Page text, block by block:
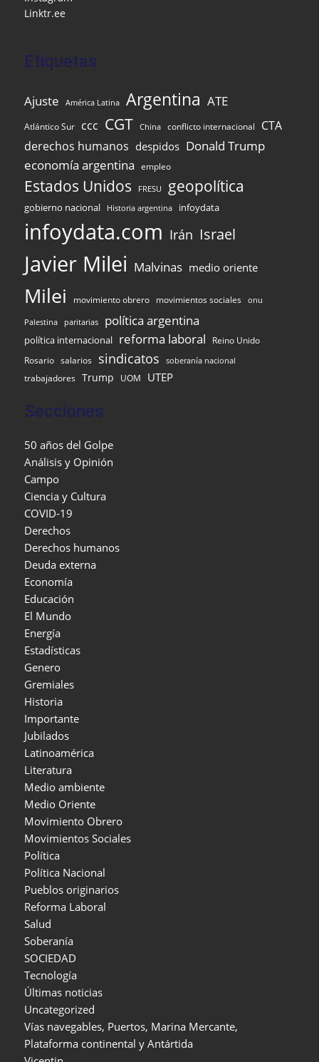
Linktr.ee
Etiquetas
Ajuste América Latina Argentina ATE
Atlántico Sur ccc CGT China conflicto internacional CTA
derechos humanos despidos Donald Trump
economía argentina
empleo
Estados Unidos FRESU geopolítica
gobierno nacional Historia argentina infoydata
infoydata.com Irán Israel
Javier Milei Malvinas medio oriente
Milei movimiento obrero movimientos sociales onu
Palestina paritarias política argentina
política internacional reforma laboral
Reino Unido
Rosario salarios sindicatos
soberanía nacional
trabajadores
Trump UOM UTEP
Secciones
50 años del Golpe
Análisis y Opinión
Campo
Ciencia y Cultura
COVID-19
Derechos
Derechos humanos
Deuda externa
Economía
Educación
El Mundo
Energía
Estadísticas
Genero
Gremiales
Historia
Importante
Jubilados
Latinoamérica
Literatura
Medio ambiente
Medio Oriente
Movimiento Obrero
Movimientos Sociales
Política
Política Nacional
Pueblos originarios
Reforma Laboral
Salud
Soberanía
SOCIEDAD
Tecnología
Últimas noticias
Uncategorized
Vías navegables, Puertos, Marina Mercante,
Plataforma continental y Antártida